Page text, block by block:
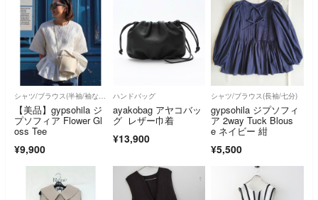
シャツ/ブラウス(半袖/袖なし)
【美品】gypsohila ジ
プソフィア Flower Gl
oss Tee
¥9,900
ハンドバッグ
ayakobag アヤコバッ
グ レザー巾着
¥13,900
シャツ/ブラウス(長袖/七分)
gypsohila ジプソフィ
ア 2way Tuck Blous
e ネイビー 紺
¥5,500